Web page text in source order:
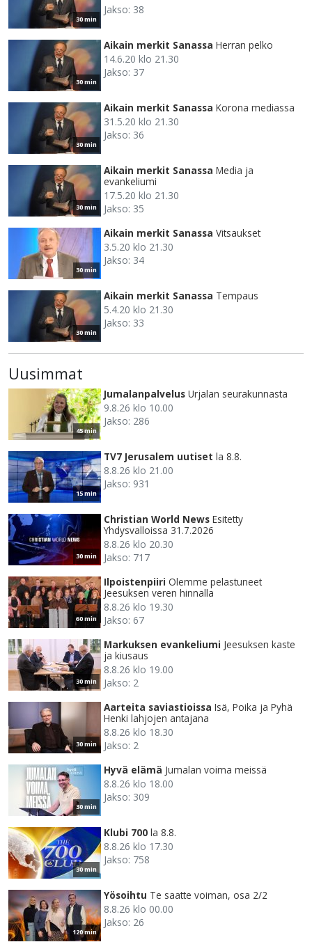
30 min
Jakso: 38
30 min
Aikain merkit Sanassa Herran pelko
14.6.20 klo 21.30
Jakso: 37
30 min
Aikain merkit Sanassa Korona mediassa
31.5.20 klo 21.30
Jakso: 36
30 min
Aikain merkit Sanassa Media ja
evankeliumi
17.5.20 klo 21.30
Jakso: 35
30 min
Aikain merkit Sanassa Vitsaukset
3.5.20 klo 21.30
Jakso: 34
30 min
Aikain merkit Sanassa Tempaus
5.4.20 klo 21.30
Jakso: 33
Uusimmat
45 min
Jumalanpalvelus Urjalan seurakunnasta
9.8.26 klo 10.00
Jakso: 286
15 min
TV7 Jerusalem uutiset la 8.8.
8.8.26 klo 21.00
Jakso: 931
30 min
Christian World News Esitetty
Yhdysvalloissa 31.7.2026
8.8.26 klo 20.30
Jakso: 717
60 min
Ilpoistenpiiri Olemme pelastuneet
Jeesuksen veren hinnalla
8.8.26 klo 19.30
Jakso: 67
30 min
Markuksen evankeliumi Jeesuksen kaste
ja kiusaus
8.8.26 klo 19.00
Jakso: 2
30 min
Aarteita saviastioissa Isä, Poika ja Pyhä
Henki lahjojen antajana
8.8.26 klo 18.30
Jakso: 2
30 min
Hyvä elämä Jumalan voima meissä
8.8.26 klo 18.00
Jakso: 309
30 min
Klubi 700 la 8.8.
8.8.26 klo 17.30
Jakso: 758
120 min
Yösoihtu Te saatte voiman, osa 2/2
8.8.26 klo 00.00
Jakso: 26